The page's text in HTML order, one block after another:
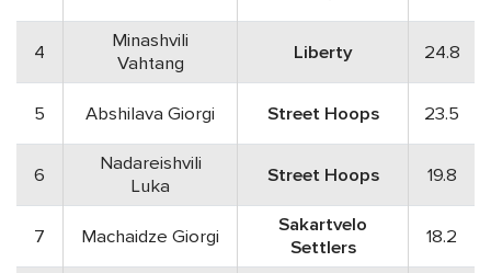
4
Minashvili
Vahtang
Liberty 24.8
5 Abshilava Giorgi Street Hoops 23.5
6
Nadareishvili
Luka
Street Hoops 19.8
7 Machaidze Giorgi
Sakartvelo
Settlers
18.2